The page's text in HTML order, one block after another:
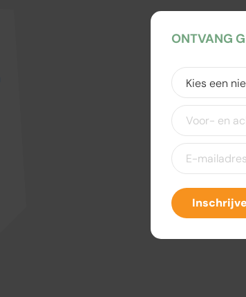
ONTVANG
Kies
een
nieuwsbrief
Voor-
en
achternaam
E-
mailadres